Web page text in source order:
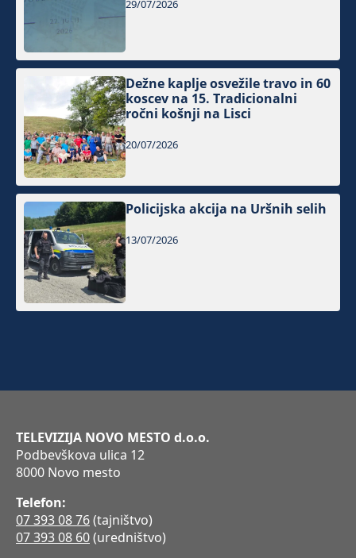
29/07/2026
Dežne kaplje osvežile travo in 60
koscev na 15. Tradicionalni
ročni košnji na Lisci
20/07/2026
Policijska akcija na Uršnih selih
13/07/2026
TELEVIZIJA NOVO MESTO d.o.o.
Podbevškova ulica 12
8000 Novo mesto
Telefon:
07 393 08 76(tajništvo)
07 393 08 60(uredništvo)